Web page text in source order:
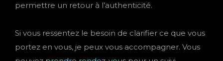
permettre un retour à l’authenticité.
Si vous ressentez le besoin de clarifier ce que vous
portez en vous, je peux vous accompagner. Vous